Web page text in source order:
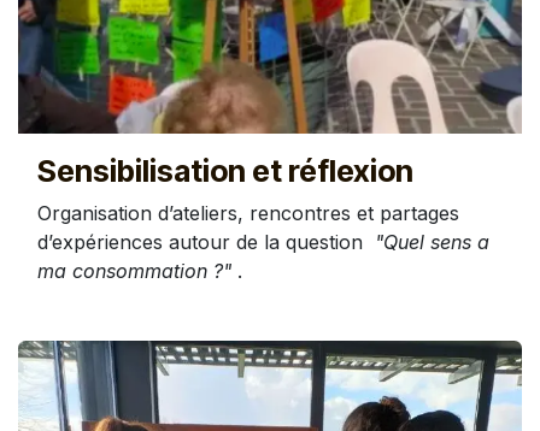
Sensibilisation et réflexion
Organisation d’ateliers, rencontres et partages
d’expériences autour de la question "Quel sens a
ma consommation ?" .